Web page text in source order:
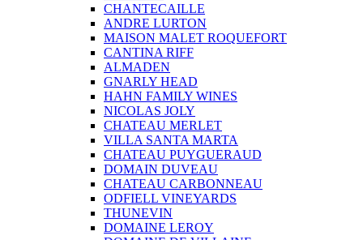
CHANTECAILLE
ANDRE LURTON
MAISON MALET ROQUEFORT
CANTINA RIFF
ALMADEN
GNARLY HEAD
HAHN FAMILY WINES
NICOLAS JOLY
CHATEAU MERLET
VILLA SANTA MARTA
CHATEAU PUYGUERAUD
DOMAIN DUVEAU
CHATEAU CARBONNEAU
ODFIELL VINEYARDS
THUNEVIN
DOMAINE LEROY